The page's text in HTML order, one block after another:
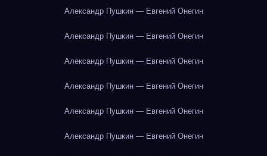
Александр Пушкин — Евгений Онегин
Александр Пушкин — Евгений Онегин
Александр Пушкин — Евгений Онегин
Александр Пушкин — Евгений Онегин
Александр Пушкин — Евгений Онегин
Александр Пушкин — Евгений Онегин